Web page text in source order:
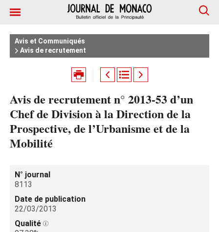
Avis et Communiqués
Avis de recrutement
Avis de recrutement n° 2013-53 d’un
Chef de Division à la Direction de la
Prospective, de l’Urbanisme et de la
Mobilité
N° journal
8113
Date de publication
22/03/2013
Qualité